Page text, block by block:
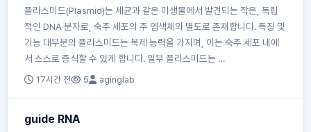
플라스미드(Plasmid)는 세균과 같은 미생물에서 발견되는 작은, 독립
적인 DNA 분자로, 숙주 세포의 주 염색체와 별도로 존재합니다. 특징 및
기능 대부분의 플라스미드는 복제 능력을 가지며, 이는 숙주 세포 내에
서 스스로 증식할 수 있게 합니다. 일부 플라스미드는 …
17시간 전 5 aginglab
guide RNA